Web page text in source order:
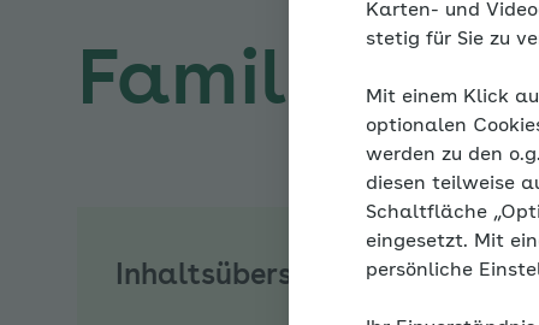
Inhaltsübersicht
Karten- und
stetig für Sie zu
Mit einem Klick
optionalen
werden zu den
diesen teilweise
Schaltfläche
eingesetzt. Mit
persönliche